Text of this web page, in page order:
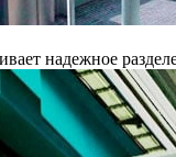
надежное